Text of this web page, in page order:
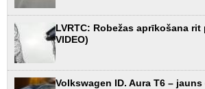
LVRTC: Robežas aprīkošana rit
VIDEO)
Volkswagen ID. Aura T6 –